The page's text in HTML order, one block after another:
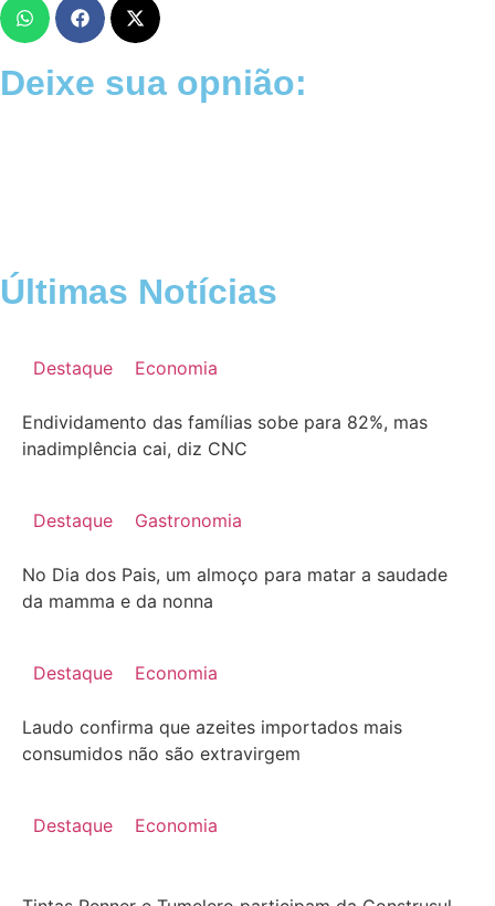
Deixe sua opnião:
Últimas Notícias
Destaque Economia
Endividamento das famílias sobe para 82%, mas
inadimplência cai, diz CNC
Destaque Gastronomia
No Dia dos Pais, um almoço para matar a saudade
da mamma e da nonna
Destaque Economia
Laudo confirma que azeites importados mais
consumidos não são extravirgem
Destaque Economia